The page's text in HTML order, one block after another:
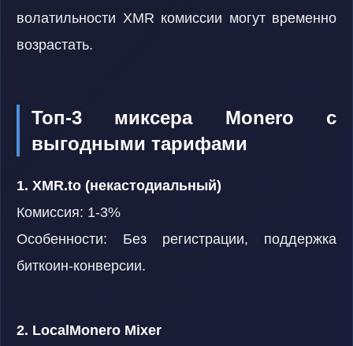
волатильности XMR комиссии могут временно
возрастать.
Топ-3 миксера Monero с
выгодными тарифами
1. XMR.to (некастодиальный)
Комиссия: 1-3%
Особенности: Без регистрации, поддержка
биткоин-конверсии.
2. LocalMonero Mixer